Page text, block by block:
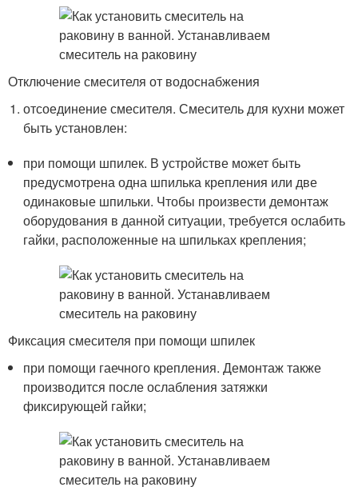
Отключение смесителя от водоснабжения
отсоединение смесителя. Смеситель для кухни может
быть установлен:
при помощи шпилек. В устройстве может быть
предусмотрена одна шпилька крепления или две
одинаковые шпильки. Чтобы произвести демонтаж
оборудования в данной ситуации, требуется ослабить
гайки, расположенные на шпильках крепления;
Фиксация смесителя при помощи шпилек
при помощи гаечного крепления. Демонтаж также
производится после ослабления затяжки
фиксирующей гайки;